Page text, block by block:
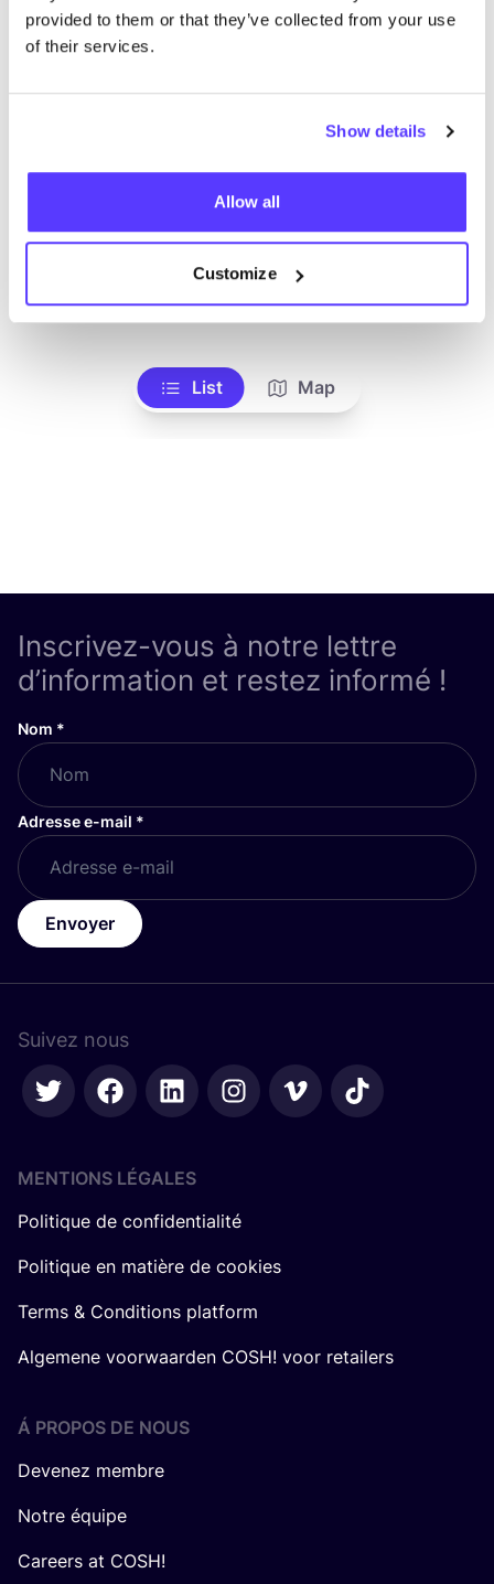
provided to them or that they’ve collected from your use
of their services.
Show details
Allow all
Customize
Kapucinessenstraat 12, Antwerpen
Vêtements Workshops
Ajouter à l'itinéraire Visiter la boutique en ligne
List Map
Inscrivez-vous à notre lettre
d’information et restez informé !
Nom *
Adresse e-mail *
Envoyer
Suivez nous
MENTIONS LÉGALES
Politique de confidentialité
Politique en matière de cookies
Terms & Conditions platform
Algemene voorwaarden COSH! voor retailers
Á PROPOS DE NOUS
Devenez membre
Notre équipe
Careers at COSH!